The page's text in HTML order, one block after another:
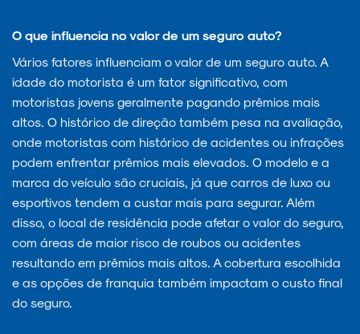
O que influencia no valor de um seguro auto?
Vários fatores influenciam o valor de um seguro auto. A
idade do motorista é um fator significativo, com
motoristas jovens geralmente pagando prêmios mais
altos. O histórico de direção também pesa na avaliação,
onde motoristas com histórico de acidentes ou infrações
podem enfrentar prêmios mais elevados. O modelo e a
marca do veículo são cruciais, já que carros de luxo ou
esportivos tendem a custar mais para segurar. Além
disso, o local de residência pode afetar o valor do seguro,
com áreas de maior risco de roubos ou acidentes
resultando em prêmios mais altos. A cobertura escolhida
e as opções de franquia também impactam o custo final
do seguro.